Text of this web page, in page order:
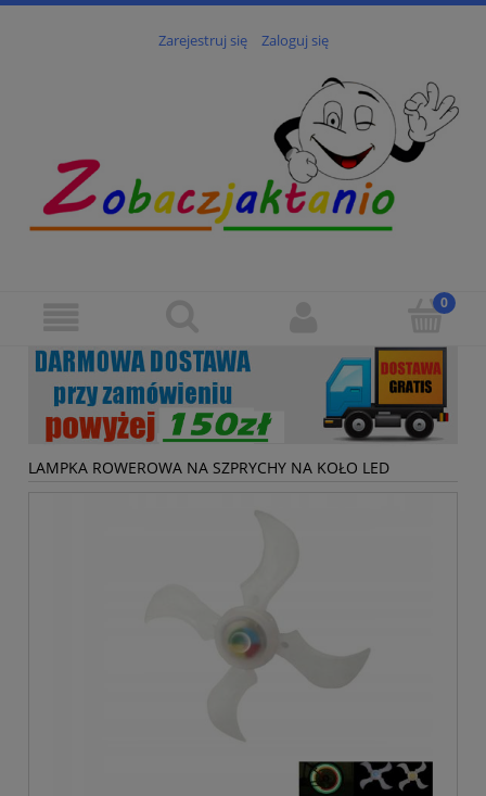
Zarejestruj się Zaloguj się
LAMPKA ROWEROWA NA SZPRYCHY NA KOŁO LED